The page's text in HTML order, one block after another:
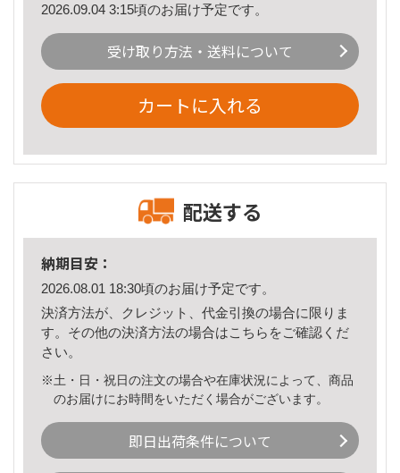
2026.09.04 3:15頃のお届け予定です。
受け取り方法・送料について
カートに入れる
配送する
納期目安：
2026.08.01 18:30頃のお届け予定です。
決済方法が、クレジット、代金引換の場合に限りま
す。その他の決済方法の場合はこちら をご確認くだ
さい。
※土・日・祝日の注文の場合や在庫状況によって、商品
のお届けにお時間をいただく場合がございます。
即日出荷条件について